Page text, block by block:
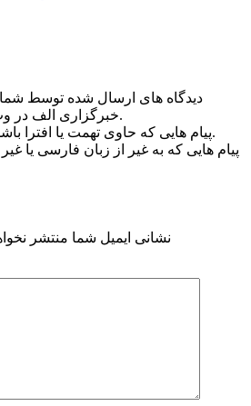
دیدگاه های ارسال شده توسط
خبرگزاری الف در وب منتشر خواهد شد.
پیام هایی که حاوی تهمت یا افترا باشد منتشر نخواهد شد.
پیام هایی که به غیر از زبان فارسی یا
نشانی ایمیل شما منتشر